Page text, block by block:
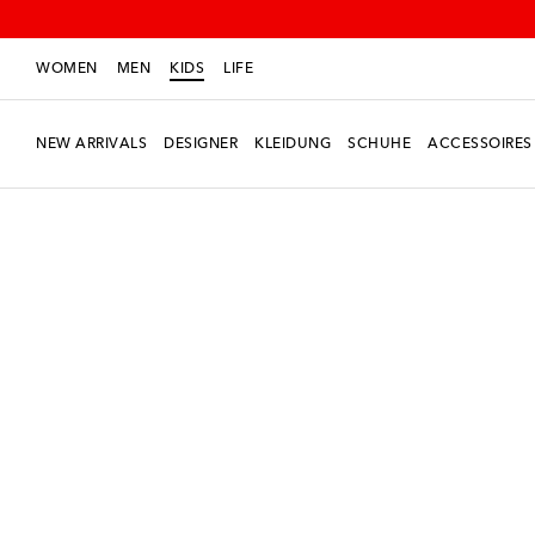
WOMEN MEN KIDS LIFE
NEW ARRIVALS DESIGNER KLEIDUNG SCHUHE ACCESSOIRES